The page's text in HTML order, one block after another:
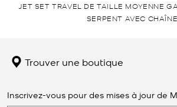
JET SET TRAVEL DE TAILLE MOYENNE
SERPENT AVEC CHAÎNE
Trouver une boutique
Inscrivez-vous pour des mises à jour de